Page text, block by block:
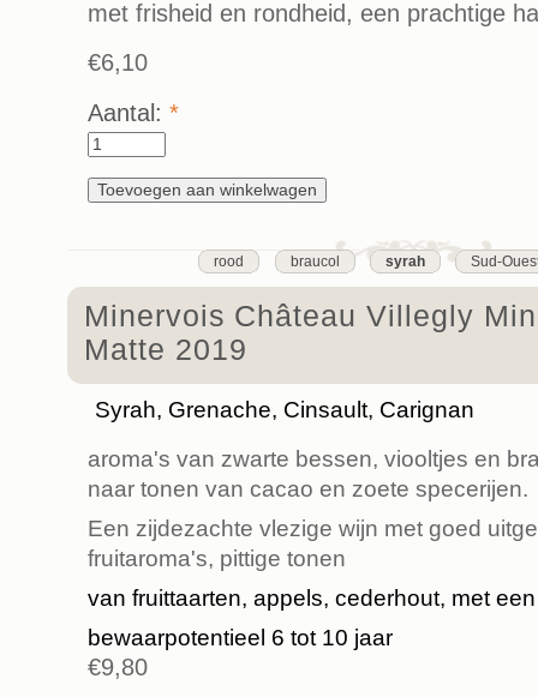
met frisheid en rondheid, een prachtige
€6,10
Aantal: *
rood braucol syrah Sud-
Minervois Château Villegly
Matte 2019
Syrah, Grenache, Cinsault, Carignan
aroma's van zwarte bessen, viooltjes en
naar tonen van cacao en zoete specerijen.
Een zijdezachte vlezige wijn met goed
fruitaroma's, pittige tonen
van fruittaarten, appels, cederhout, met
bewaarpotentieel 6 tot 10 jaar
€9,80